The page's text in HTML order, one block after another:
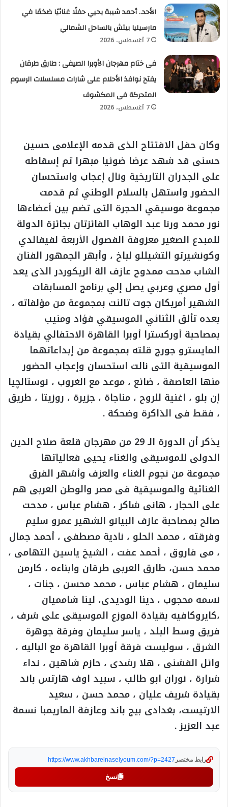
الأحد.. أحمد شيبة يحيي حفلًا غنائيًا ضخمًا في
مارسيليا بيتش بالساحل الشمالي
7 أغسطس، 2026
فى ختام مهرجان الأوبرا الصيفى : طارق طرقان
يفتح نوافذ الأحلام على شارات مسلسلات الرسوم
المتحركة فى المكشوف
7 أغسطس، 2026
وكان حفل الافتتاح الذى قدمه الإعلامى حسين
حسنى قد شهد عرضا ضوئيا مبهرا تم إسقاطه
على الجدران التاريخية ونال إعجاب واستحسان
الحضور واستهل بالسلام الوطني ثم قدمت
مجموعة موسيقي الحجرة التى تضم بين أعضاءها
نور محمد ورنا عبد الوهاب الفائزتان بجائزة الدولة
للمبدع الصغير معزوفة الفصول الأربعة لفيفالدي
وكونشيرتو التشيللو لباخ ، وأبهر الجمهور الفنان
الشاب مدحت ممدوح عازف الة الريكوردر الذى يعد
أول مصري وعربي يصل إلي برنامج المسابقات
الشهير أمريكان جوت تالنت بمجموعة من مؤلفاته ،
بعده تألق الثنائي الموسيقي فؤاد ومنيب
بمصاحبة أوركسترا أوبرا القاهرة الاحتفالي بقيادة
المايسترو جورج قلته بمجموعة من إبداعاتهما
الموسيقية التى نالت استحسان وإعجاب الحضور
منها العاصفة ، ضائع ، موعد مع الغروب ، نوستالچيا
إن بلو ، اغنية للروح ، مناجاة ، جزيرة ، روزيتا ، طريق
، فقط فى الذاكرة وضحكة .
يذكر أن الدورة الـ 29 من مهرجان قلعة صلاح الدين
الدولى للموسيقى والغناء يحيى فعالياتها
مجموعة من نجوم الغناء والعزف وأشهر الفرق
الغنائية والموسيقية فى مصر والوطن العربى هم
على الحجار ، هانى شاكر ، هشام عباس ، مدحت
صالح بمصاحبة عازف البيانو الشهير عمرو سليم
وفرقته ، محمد الحلو ، نادية مصطفى ، أحمد جمال
، مى فاروق ، أحمد عفت ، الشيخ ياسين التهامى ،
محمد حسن، طارق العربى طرقان وابناءه ، كارمن
سليمان ، هشام عباس ، محمد محسن ، جنات ،
نسمه محجوب ، دينا الوديدى، لينا شامميان
،كايروكافيه بقيادة الموزع الموسيقى على شرف ،
فريق وسط البلد ، ياسر سليمان وفرقة جوهرة
الشرق ، سوليست فرقة أوبرا القاهرة مع الباليه ،
وائل الفشنى ، هلا رشدى ، حازم شاهين ، نداء
شرارة ، نوران ابو طالب ، سبيد اوف هارتس باند
بقيادة شريف عليان ، محمد حسن ، سعيد
الارتيست، بغدادى بيج باند وعازفة الماريمبا نسمة
عبد العزيز .
رابط مختصر https://www.akhbarelnaselyoum.com/?p=2427
نسخ